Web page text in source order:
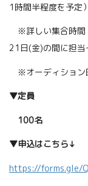
1時間半程度を予定）
※詳しい集合時間
21日(金)の間に担当
※オーディション
▼定員
100名
▼申込はこちら↓
https://forms.gle/